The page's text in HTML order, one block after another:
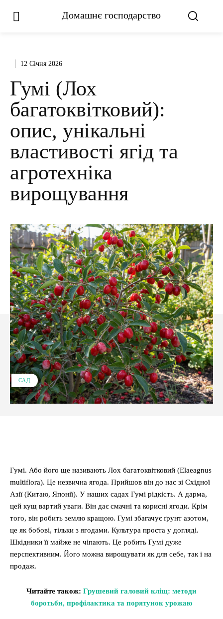
Домашнє господарство
12 Січня 2026
Гумі (Лох
багатоквітковий):
опис, унікальні
властивості ягід та
агротехніка
вирощування
САД
Гумі. Або його ще називають Лох багатоквітковий (Elaeagnus
multiflora). Це незвична ягода. Прийшов він до нас зі Східної
Азії (Китаю, Японії). У наших садах Гумі рідкість. А дарма,
цей кущ вартий уваги. Він дає смачні та корисні ягоди. Крім
того, він робить землю кращою. Гумі збагачує ґрунт азотом,
це як бобові, тільки з ягодами. Культура проста у догляді.
Шкідники її майже не чіпають. Це робить Гумі дуже
перспективним. Його можна вирощувати як для себе, так і на
продаж.
Читайте також: Грушевий галовий кліщ: методи
боротьби, профілактика та порятунок урожаю